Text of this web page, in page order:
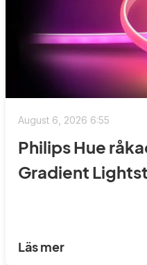
August 6, 2026 6:55
Philips Hue
Gradient
Läs mer